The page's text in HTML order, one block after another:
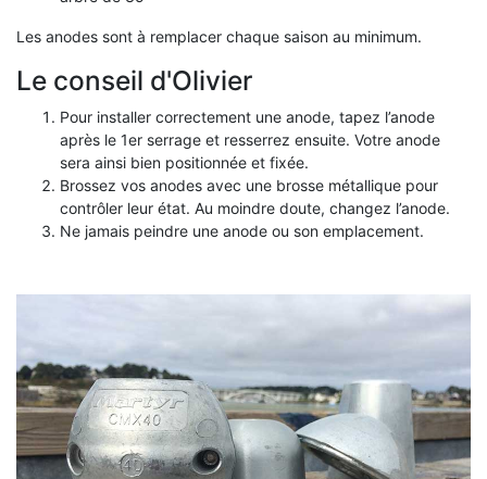
Les anodes sont à remplacer chaque saison au minimum.
Le conseil d'Olivier
Pour installer correctement une anode, tapez l’anode
après le 1er serrage et resserrez ensuite. Votre anode
sera ainsi bien positionnée et fixée.
Brossez vos anodes avec une brosse métallique pour
contrôler leur état. Au moindre doute, changez l’anode.
Ne jamais peindre une anode ou son emplacement.